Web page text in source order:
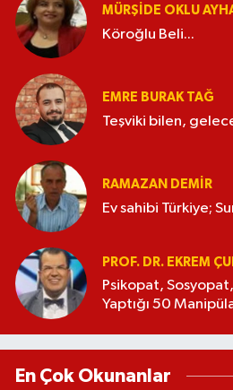
MÜRŞIDE OKLU
Köroğlu Beli...
EMRE BURAK TAĞ
Teşviki bilen,
RAMAZAN DEMİR
Ev sahibi Türkiye;
PROF. DR. EKREM
Psikopat,
Yaptığı 50
En Çok Okunanlar